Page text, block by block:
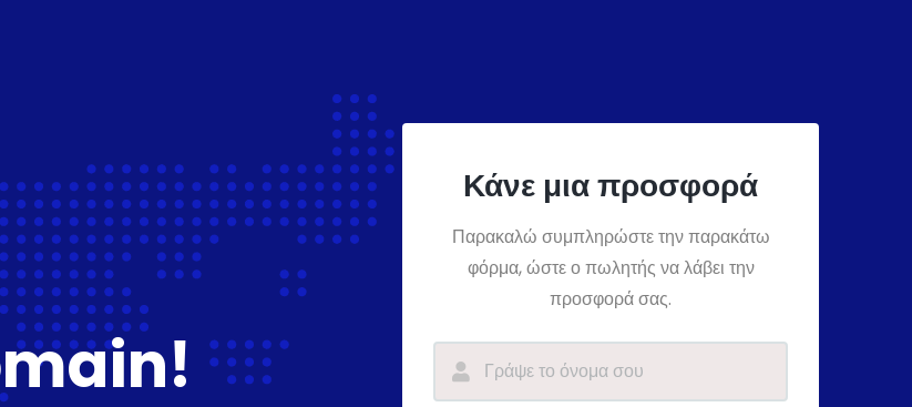
Κάνε μια προσφορά
Παρακαλώ συμπληρώστε την παρακάτω
φόρμα, ώστε ο πωλητής να λάβει την
προσφορά σας.